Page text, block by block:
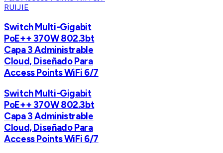
RUIJIE
Switch Multi-Gigabit
PoE++ 370W 802.3bt
Capa 3 Administrable
Cloud, Diseñado Para
Access Points WiFi 6/7
Switch Multi-Gigabit
PoE++ 370W 802.3bt
Capa 3 Administrable
Cloud, Diseñado Para
Access Points WiFi 6/7